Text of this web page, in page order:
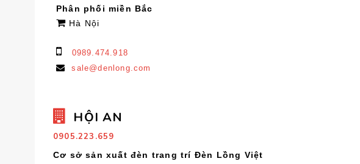
Phân phối miền Bắc
Hà Nội
0989.474.918
sale@denlong.com
HỘI AN
0905.223.659
Cơ sở sản xuất đèn trang trí Đèn Lồng Việt